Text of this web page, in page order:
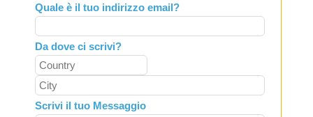
Quale è il tuo indirizzo email?
Da dove ci scrivi?
Scrivi il tuo Messaggio